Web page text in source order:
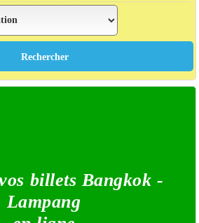
billets Bangkok -
Lampang